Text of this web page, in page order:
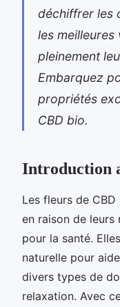
déchiffrer les
les
pleinement
Embarquez
propriétés
CBD bio.
Introduction
Les fleurs de
en raison de
pour la santé.
naturelle pour
divers types de
relaxation. Avec